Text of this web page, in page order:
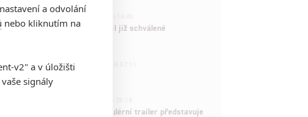
3
Marvel nečekaně zrušil již schválené
433FILM | 01.08.2026 07:11
拆彈專家
Děti krve a kostí: Regulérní trailer představuje
a odvolání
nebo kliknutím na
v2" a v úložišti
signály